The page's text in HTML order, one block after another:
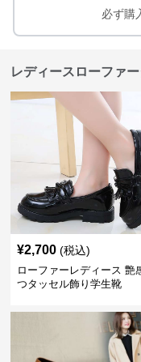
必ず購
レディースローファ
¥2,700 (税込)
ローファーレディース 艶
つタッセル飾り学生靴